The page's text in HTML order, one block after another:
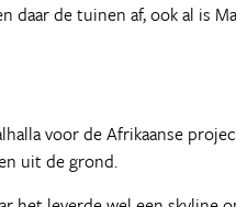
daar de tuinen af, ook al is
voor de Afrikaanse
uit de grond.